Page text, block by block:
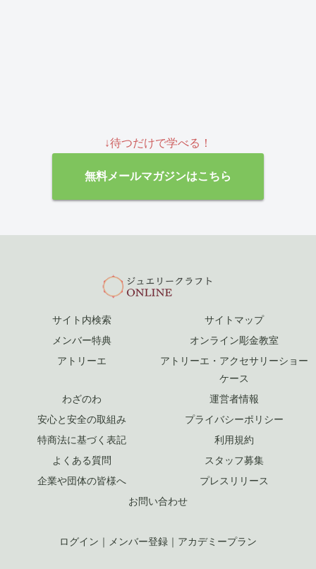
↓待つだけで学べる！
無料メールマガジンはこちら
サイト内検索
サイトマップ
メンバー特典
オンライン彫金教室
アトリーエ
アトリーエ・アクセサリーショー
ケース
わざのわ
運営者情報
安心と安全の取組み
プライバシーポリシー
特商法に基づく表記
利用規約
よくある質問
スタッフ募集
企業や団体の皆様へ
プレスリリース
お問い合わせ
ログイン ｜ メンバー登録 ｜ アカデミープラン